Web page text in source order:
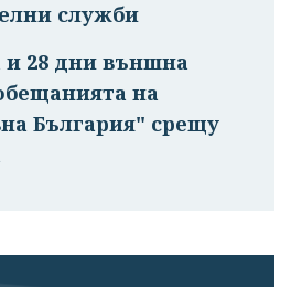
служби
и 28 дни външна
на
България" срещу